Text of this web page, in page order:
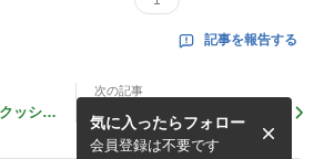
記事を報告する
ッショ
次の記事
ドライブ 2.0Lエンジン公認
車両ND５RC改
気に入ったらフォロー
会員登録は不要です